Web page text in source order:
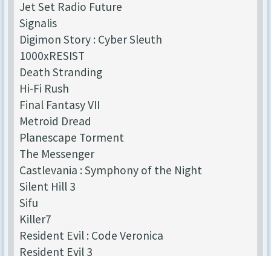
Jet Set Radio Future
Signalis
Digimon Story : Cyber Sleuth
1000xRESIST
Death Stranding
Hi-Fi Rush
Final Fantasy VII
Metroid Dread
Planescape Torment
The Messenger
Castlevania : Symphony of the Night
Silent Hill 3
Sifu
Killer7
Resident Evil : Code Veronica
Resident Evil 3